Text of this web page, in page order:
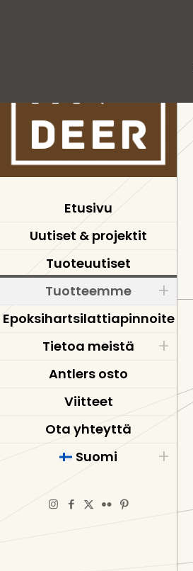
Etusivu
Uutiset & projektit
Tuoteuutiset
Tuotteemme
Epoksihartsilattiapinnoite
Tietoa meistä
Antlers osto
Viitteet
Ota yhteyttä
Suomi